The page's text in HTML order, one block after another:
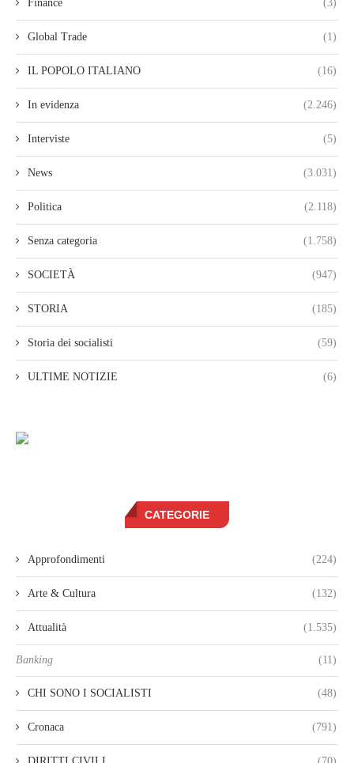
Finance (3)
Global Trade (1)
IL POPOLO ITALIANO (16)
In evidenza (2.246)
Interviste (5)
News (3.031)
Politica (2.118)
Senza categoria (1.758)
SOCIETÀ (947)
STORIA (185)
Storia dei socialisti (59)
ULTIME NOTIZIE (6)
CATEGORIE
Approfondimenti (224)
Arte & Cultura (132)
Attualità (1.535)
Banking (11)
CHI SONO I SOCIALISTI (48)
Cronaca (791)